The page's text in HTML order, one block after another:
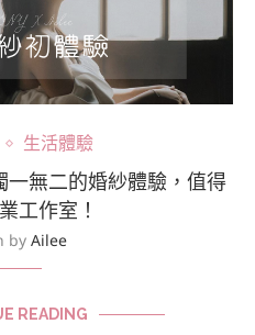
生活體驗
一無二的婚紗體驗，值得
工作室！
by Ailee
READING